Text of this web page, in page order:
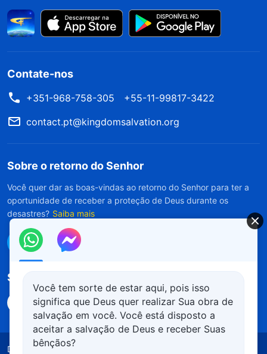
Contate-nos
+351-968-758-305
+55-11-99817-3422
contact.pt@kingdomsalvation.org
Sobre o retorno do Senhor
Você quer dar as boas-vindas ao retorno do Senhor para ter a
oportunidade de receber a proteção de Deus durante os
desastres? Saiba mais
Conecte-se conosco no Messenger
Siga-nos
Declaração Solene
Você tem sorte de estar aqui, pois isso
significa que Deus quer realizar Sua obra de
salvação em você. Você está disposto a
aceitar a salvação de Deus e receber Suas
bênçãos?